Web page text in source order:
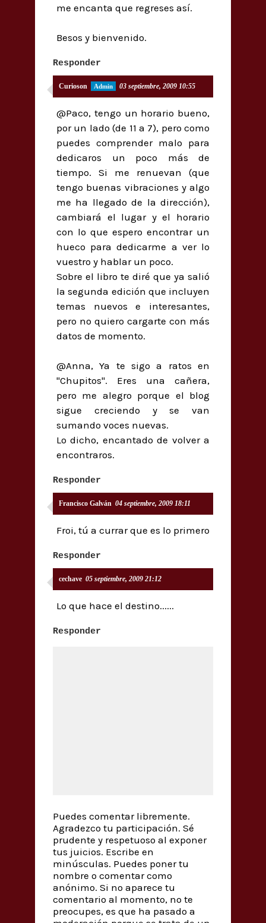
me encanta que regreses así.
Besos y bienvenido.
Responder
Curioson 03 septiembre, 2009 10:55
@Paco, tengo un horario bueno,
por un lado (de 11 a 7), pero como
puedes comprender malo para
dedicaros un poco más de
tiempo. Si me renuevan (que
tengo buenas vibraciones y algo
me ha llegado de la dirección),
cambiará el lugar y el horario
con lo que espero encontrar un
hueco para dedicarme a ver lo
vuestro y hablar un poco.
Sobre el libro te diré que ya salió
la segunda edición que incluyen
temas nuevos e interesantes,
pero no quiero cargarte con más
datos de momento.
@Anna, Ya te sigo a ratos en
"Chupitos". Eres una cañera,
pero me alegro porque el blog
sigue creciendo y se van
sumando voces nuevas.
Lo dicho, encantado de volver a
encontraros.
Responder
Francisco Galván 04 septiembre, 2009 18:11
Froi, tú a currar que es lo primero
Responder
cechave 05 septiembre, 2009 21:12
Lo que hace el destino......
Responder
Puedes comentar libremente.
Agradezco tu participación. Sé
prudente y respetuoso al exponer
tus juicios. Escribe en
minúsculas. Puedes poner tu
nombre o comentar como
anónimo. Si no aparece tu
comentario al momento, no te
preocupes, es que ha pasado a